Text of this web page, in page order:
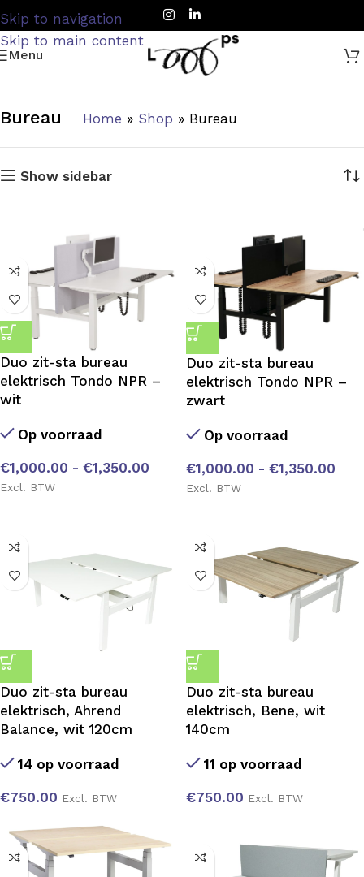
Skip to navigation
Skip to main content
Menu
Bureau Home » Shop » Bureau
Show sidebar
Duo zit-sta bureau
elektrisch Tondo NPR –
wit
Op voorraad
€1,000.00 - €1,350.00
Excl. BTW
Duo zit-sta bureau
elektrisch Tondo NPR –
zwart
Op voorraad
€1,000.00 - €1,350.00
Excl. BTW
Duo zit-sta bureau
elektrisch, Ahrend
Balance, wit 120cm
14 op voorraad
€750.00 Excl. BTW
Duo zit-sta bureau
elektrisch, Bene, wit
140cm
11 op voorraad
€750.00 Excl. BTW